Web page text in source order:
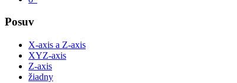
Posuv
X-axis a Z-axis
XYZ-axis
Z-axis
žiadny